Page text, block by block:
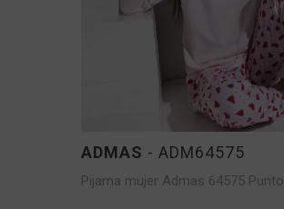
ADMAS - ADM64575
Pijama mujer Admas 64575 Punto